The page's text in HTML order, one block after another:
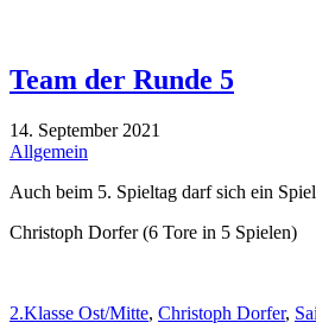
Team der Runde 5
14. September 2021
Allgemein
Auch beim 5. Spieltag darf sich ein
Christoph Dorfer (6 Tore in 5 Spielen)
2.Klasse Ost/Mitte, Christoph Dorfer,